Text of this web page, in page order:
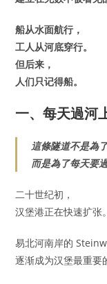
船从水面航行，
工人从河底穿行。
但后来，
人们只记得船。
一、每天過河
這條隧道不是為
而是為了每天要
二十世纪初，
汉堡港正在快速扩张。
易北河南岸的
逐渐成为汉堡最重要